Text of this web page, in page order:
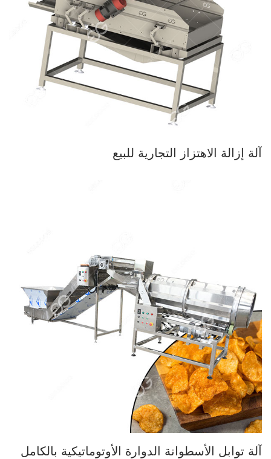
آلة إزالة الاهتزاز التجارية للبيع
آلة توابل الأسطوانة الدوارة الأوتوماتيكية بالكامل